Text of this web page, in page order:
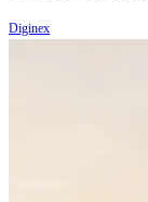
Diginex